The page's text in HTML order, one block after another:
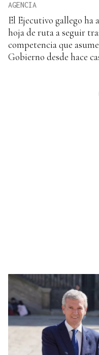
AGENCIA
El Ejecutivo gallego ha
hoja de ruta a seguir
competencia que
Gobierno desde hace